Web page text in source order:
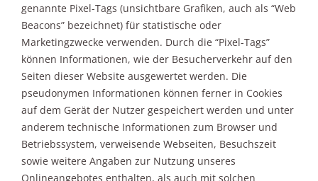
genannte Pixel-Tags (unsichtbare Grafiken, auch als “Web
Beacons” bezeichnet) für statistische oder
Marketingzwecke verwenden. Durch die “Pixel-Tags”
können Informationen, wie der Besucherverkehr auf den
Seiten dieser Website ausgewertet werden. Die
pseudonymen Informationen können ferner in Cookies
auf dem Gerät der Nutzer gespeichert werden und unter
anderem technische Informationen zum Browser und
Betriebssystem, verweisende Webseiten, Besuchszeit
sowie weitere Angaben zur Nutzung unseres
Onlineangebotes enthalten, als auch mit solchen